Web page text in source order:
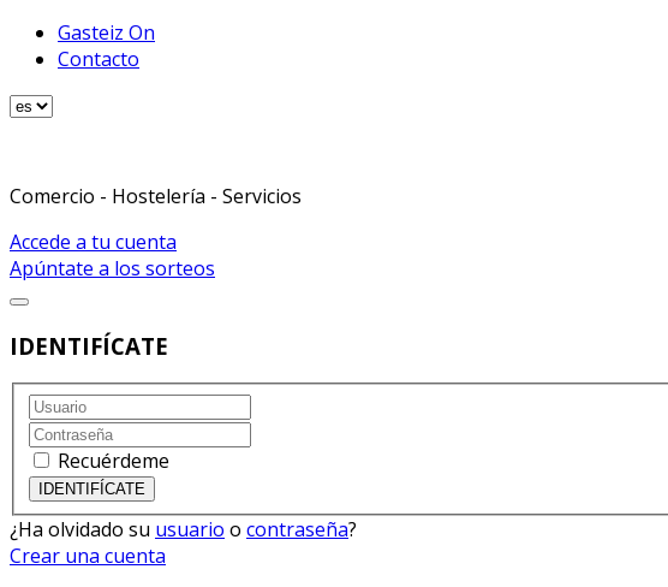
Gasteiz On
Contacto
Comercio - Hostelería - Servicios
Accede a tu cuenta
Apúntate a los sorteos
IDENTIFÍCATE
Recuérdeme
¿Ha olvidado su usuario o contraseña?
Crear una cuenta